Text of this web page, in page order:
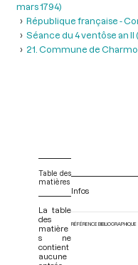
mars 1794)
République française -
Séance du 4 ventôse an II
21. Commune de
Table des
matières
La table
des
matière
s ne
contient
aucune
Infos
RÉFÉRENCE BIBLIOGRAPHIQUE